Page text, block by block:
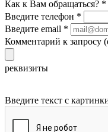
Как к Вам обращаться? *
Введите телефон *
Введите email *
Комментарий к запросу
реквизиты
Введите текст с